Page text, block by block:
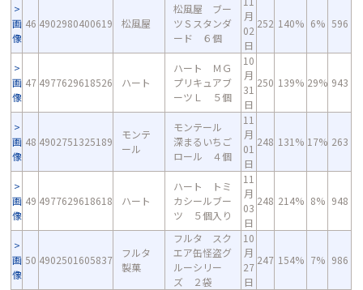
画
像
46 4902980400619 松風屋
松風屋 ブー
ツＳスタンダ
ード ６個
月
02
日
252 140% 6% 596
画
像
47 4977629618526 ハート
ハート ＭＧ
プリキュアブ
ーツＬ ５個
10
月
31
日
250 139% 29% 943
画
像
48 4902751325189
モンテ
ール
モンテール
深まるいちご
ロール ４個
11
月
01
日
248 131% 17% 263
画
像
49 4977629618618 ハート
ハート トミ
カシールブー
ツ ５個入り
11
月
03
日
248 214% 8% 948
画
像
50 4902501605837
フルタ
製菓
フルタ スク
エア缶怪盗グ
ルーシリー
ズ ２袋
10
月
27
日
247 154% 7% 986